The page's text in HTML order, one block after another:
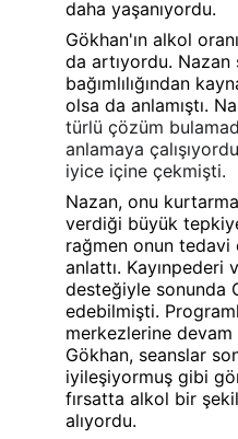
daha yaşanıyordu.
Gökhan'ın alkol
da artıyordu. Nazan
bağımlılığından
olsa da anlamıştı.
türlü çözüm
anlamaya
iyice içine çekmişti.
Nazan, onu
verdiği büyük
rağmen onun tedavi
anlattı. Kayınpederi
desteğiyle sonunda
edebilmişti.
merkezlerine devam
Gökhan, seanslar
iyileşiyormuş gibi
fırsatta alkol bir
alıyordu.